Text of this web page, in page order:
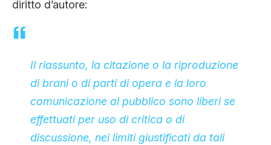
diritto d’autore:
Il riassunto, la citazione o la riproduzione
di brani o di parti di opera e la loro
comunicazione al pubblico sono liberi se
effettuati per uso di critica o di
discussione, nei limiti giustificati da tali